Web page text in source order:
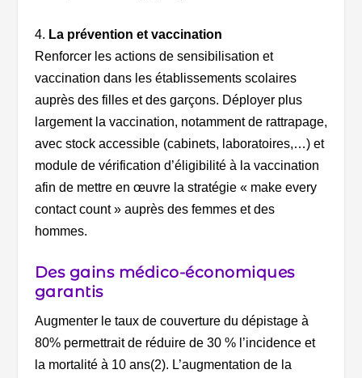
4. La prévention et vaccination
Renforcer les actions de sensibilisation et
vaccination dans les établissements scolaires
auprès des filles et des garçons. Déployer plus
largement la vaccination, notamment de rattrapage,
avec stock accessible (cabinets, laboratoires,…) et
module de vérification d’éligibilité à la vaccination
afin de mettre en œuvre la stratégie « make every
contact count » auprès des femmes et des
hommes.
Des gains médico-économiques
garantis
Augmenter le taux de couverture du dépistage à
80% permettrait de réduire de 30 % l’incidence et
la mortalité à 10 ans(2). L’augmentation de la